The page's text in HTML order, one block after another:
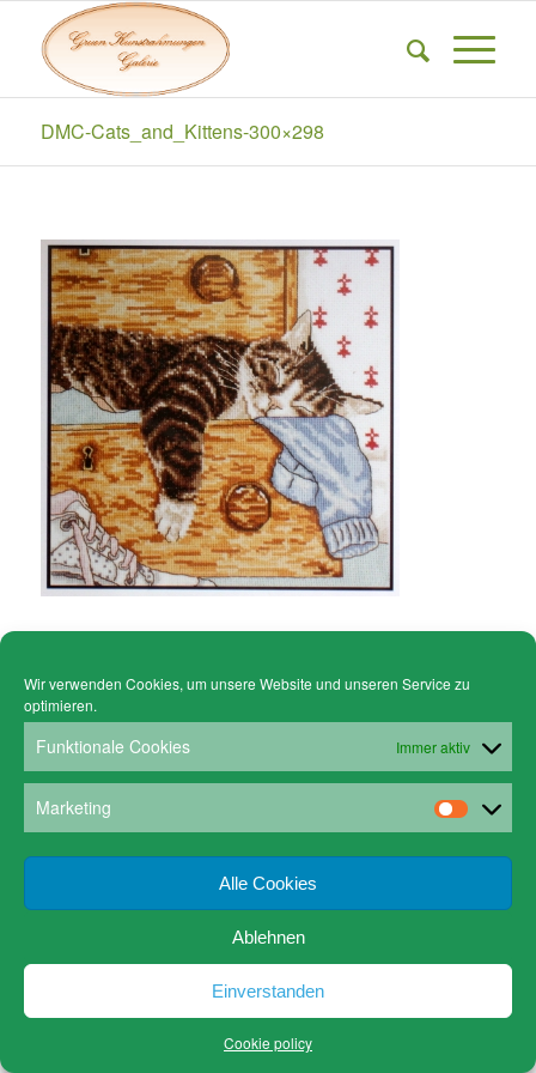
Wir verwenden Cookies, um unsere Website und unseren Service zu
optimieren.
Funktionale Cookies Immer aktiv
Marketing
Alle Cookies
Ablehnen
Einverstanden
Cookie policy
DMC-Cats_and_Kittens-300×298
© Copyright - Gruen Stickgalerie -
www.gruen-kunstrahmungen.com Impressum / Kontakt